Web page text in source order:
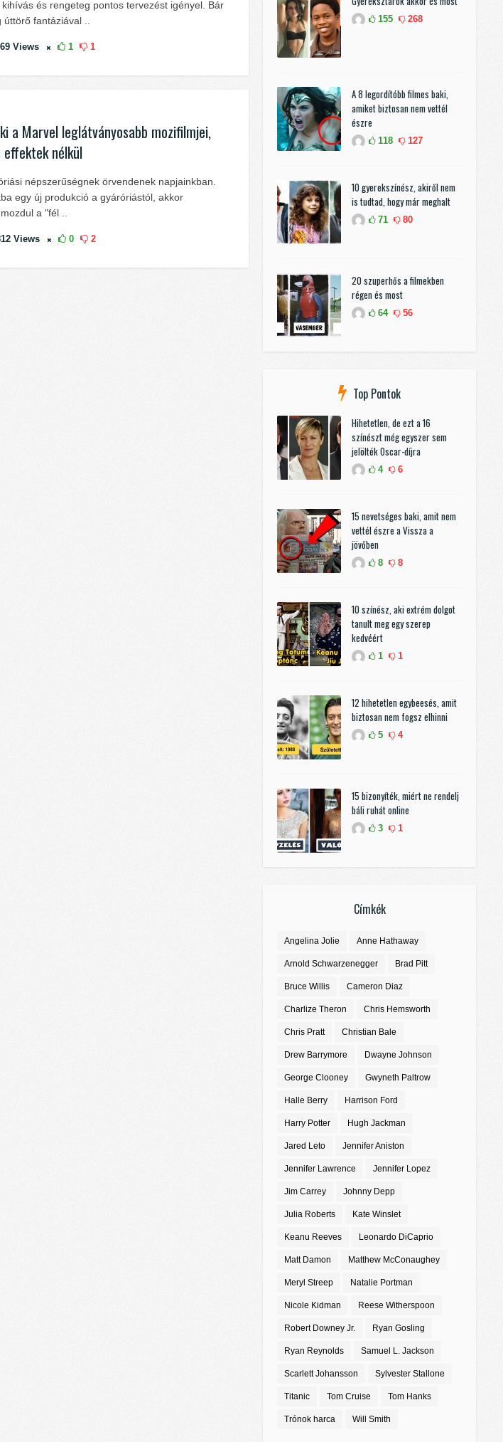
és rengeteg pontos tervezést igényel. Bár
fantáziával ..
Views 1 1
a Marvel leglátványosabb mozifilmjei,
nélkül
népszerűségnek örvendenek napjainkban.
egy új produkció a gyáróriástól, akkor
a "fél ..
Views 0 2
155 268
A 8 legordítóbb filmes baki,
amiket biztosan nem vettél
észre
118 127
10 gyerekszínész, akiről nem
is tudtad, hogy már meghalt
71 80
20 szuperhős a filmekben
régen és most
64 56
Top Pontok
Hihetetlen, de ezt a 16
színészt még egyszer sem
jelölték Oscar-díjra
4 6
15 nevetséges baki, amit nem
vettél észre a Vissza a
jövőben
8 8
10 színész, aki extrém dolgot
tanult meg egy szerep
kedvéért
1 1
12 hihetetlen egybeesés, amit
biztosan nem fogsz elhinni
5 4
15 bizonyíték, miért ne rendelj
báli ruhát online
3 1
Címkék
Angelina Jolie Anne Hathaway
Arnold Schwarzenegger Brad Pitt
Bruce Willis Cameron Diaz
Charlize Theron Chris Hemsworth
Chris Pratt Christian Bale
Drew Barrymore Dwayne Johnson
George Clooney Gwyneth Paltrow
Halle Berry Harrison Ford
Harry Potter Hugh Jackman
Jared Leto Jennifer Aniston
Jennifer Lawrence Jennifer Lopez
Jim Carrey Johnny Depp
Julia Roberts Kate Winslet
Keanu Reeves Leonardo DiCaprio
Matt Damon Matthew McConaughey
Meryl Streep Natalie Portman
Nicole Kidman Reese Witherspoon
Robert Downey Jr. Ryan Gosling
Ryan Reynolds Samuel L. Jackson
Scarlett Johansson Sylvester Stallone
Titanic Tom Cruise Tom Hanks
Trónok harca Will Smith